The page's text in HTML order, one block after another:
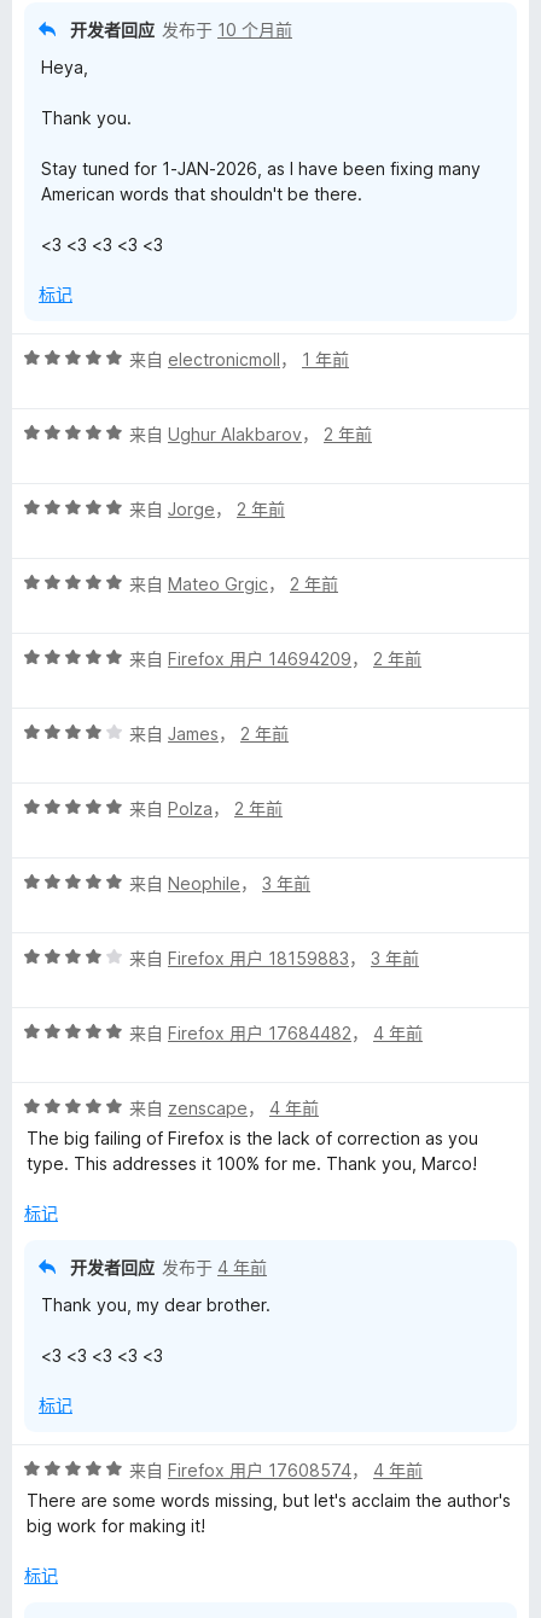
M
a
r
c
o
i
n
t
的
评
价
开发者回应 发布于 10 个月前
Heya,
Thank you.
Stay tuned for 1-JAN-2026, as I have been fixing many
American words that shouldn't be there.
<3 <3 <3 <3 <3
标记
评
/
来自 electronicmoll， 1 年前
评
/
来自 Ughur Alakbarov， 2 年前
评
/
来自 Jorge， 2 年前
评
/
来自 Mateo Grgic， 2 年前
评
/
来自 Firefox 用户 14694209， 2 年前
评
/
来自 James， 2 年前
评
/
来自 Polza， 2 年前
评
/
来自 Neophile， 3 年前
评
/
来自 Firefox 用户 18159883， 3 年前
评
/
5
来自 Firefox 用户 17684482， 4 年前
评
分
5
5
来自 zenscape， 4 年前
The big failing of Firefox is the lack of correction as you
type. This addresses it 100% for me. Thank you, Marco!
标记
开发者回应 发布于 4 年前
Thank you, my dear brother.
<3 <3 <3 <3 <3
标记
评
分
5
5
来自 Firefox 用户 17608574， 4 年前
There are some words missing, but let's acclaim the author's
big work for making it!
标记